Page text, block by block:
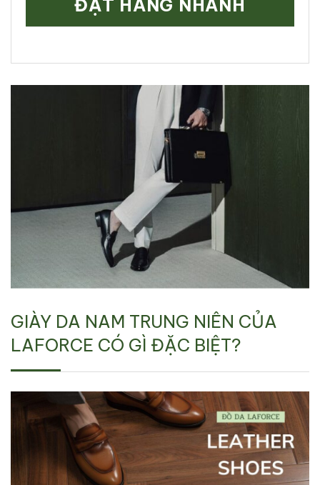
GIÀY DA NAM TRUNG NIÊN CỦA
LAFORCE CÓ GÌ ĐẶC BIỆT?